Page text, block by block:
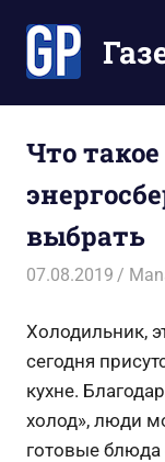
содержимому
Ваше
время
Что
выбрать
07.08.2019
Холодильник,
сегодня
кухне.
холод», люди
готовые